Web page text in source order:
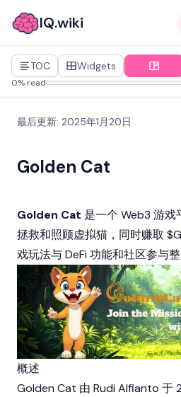
IQ.wiki
TOC Widgets
0% read
最后更新: 2025年1月20日
Golden Cat
Golden Cat 是一个 Web3 游戏
拯救和照顾虚拟猫，同时赚取
戏玩法与 DeFi 功能和社区参与
概述
Golden Cat 由 Rudi Alfianto 于